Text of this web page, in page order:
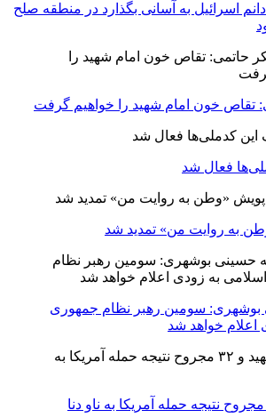
اسرائیل به آسانی بگذارد در منطقه صلح
تقاص خون امام شهید را خواهیم گرفت
فعال شد
به روایت من» تمدید شد
بوشهری: سومین رهبر نظام جمهوری
اعلام خواهد شد